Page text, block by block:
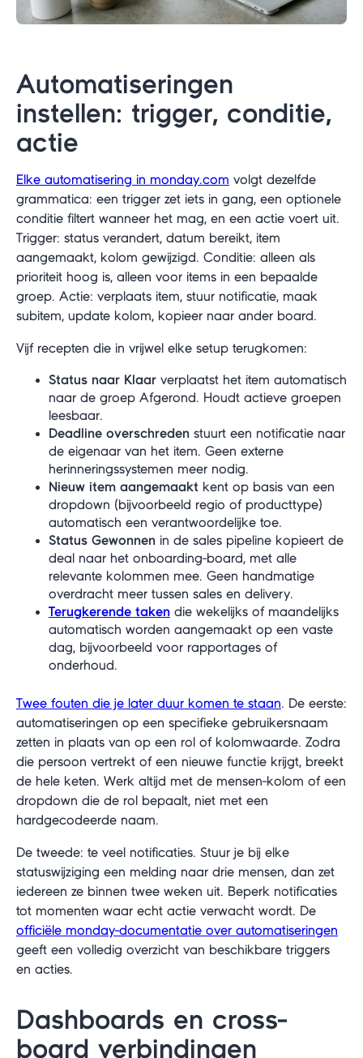
Automatiseringen
instellen: trigger, conditie,
actie
Elke automatisering in monday.com volgt dezelfde
grammatica: een trigger zet iets in gang, een optionele
conditie filtert wanneer het mag, en een actie voert uit.
Trigger: status verandert, datum bereikt, item
aangemaakt, kolom gewijzigd. Conditie: alleen als
prioriteit hoog is, alleen voor items in een bepaalde
groep. Actie: verplaats item, stuur notificatie, maak
subitem, update kolom, kopieer naar ander board.
Vijf recepten die in vrijwel elke setup terugkomen:
Status naar Klaar verplaatst het item automatisch
naar de groep Afgerond. Houdt actieve groepen
leesbaar.
Deadline overschreden stuurt een notificatie naar
de eigenaar van het item. Geen externe
herinneringssystemen meer nodig.
Nieuw item aangemaakt kent op basis van een
dropdown (bijvoorbeeld regio of producttype)
automatisch een verantwoordelijke toe.
Status Gewonnen in de sales pipeline kopieert de
deal naar het onboarding-board, met alle
relevante kolommen mee. Geen handmatige
overdracht meer tussen sales en delivery.
Terugkerende taken die wekelijks of maandelijks
automatisch worden aangemaakt op een vaste
dag, bijvoorbeeld voor rapportages of
onderhoud.
Twee fouten die je later duur komen te staan. De eerste:
automatiseringen op een specifieke gebruikersnaam
zetten in plaats van op een rol of kolomwaarde. Zodra
die persoon vertrekt of een nieuwe functie krijgt, breekt
de hele keten. Werk altijd met de mensen-kolom of een
dropdown die de rol bepaalt, niet met een
hardgecodeerde naam.
De tweede: te veel notificaties. Stuur je bij elke
statuswijziging een melding naar drie mensen, dan zet
iedereen ze binnen twee weken uit. Beperk notificaties
tot momenten waar echt actie verwacht wordt. De
officiële monday-documentatie over automatiseringen
geeft een volledig overzicht van beschikbare triggers
en acties.
Dashboards en cross-
board verbindingen